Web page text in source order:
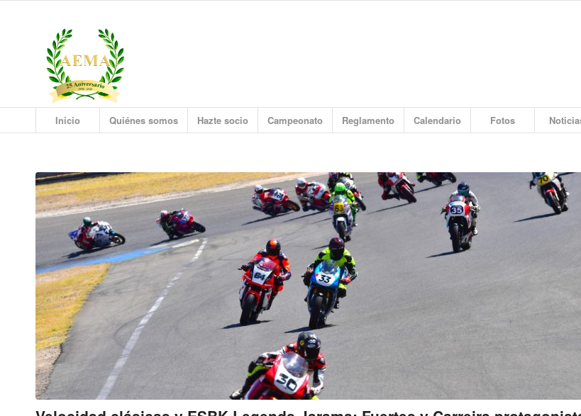
Inicio Quiénes somos Hazte socio Campeonato Reglamento Calendario Fotos